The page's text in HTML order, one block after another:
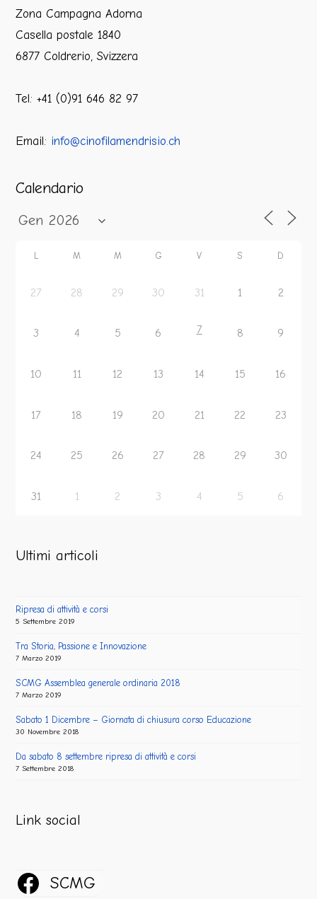
Zona Campagna Adorna
Casella postale 1840
6877 Coldrerio, Svizzera
Tel: +41 (0)91 646 82 97
Email: info@cinofilamendrisio.ch
Calendario
L M M G V S D
27 28 29 30 31 1 2
3 4 5 6 7 8 9
10 11 12 13 14 15 16
17 18 19 20 21 22 23
24 25 26 27 28 29 30
31 1 2 3 4 5 6
Ultimi articoli
Ripresa di attività e corsi
5 Settembre 2019
Tra Storia, Passione e Innovazione
7 Marzo 2019
SCMG Assemblea generale ordinaria 2018
7 Marzo 2019
Sabato 1 Dicembre – Giornata di chiusura corso Educazione
30 Novembre 2018
Da sabato 8 settembre ripresa di attività e corsi
7 Settembre 2018
Link social
SCMG